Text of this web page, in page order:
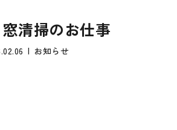
清掃のお仕事
お知らせ